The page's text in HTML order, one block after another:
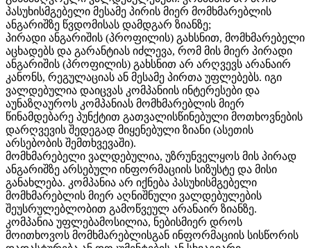
პასუხისმგებელი მესამე პირის მიერ მომხმარებლის
ანგარიშზე წვდომისას დამდგარ ზიანზე;
პირადი ანგარიშის (პროფილის) გახსნით, მომხმარებელი
აცხადებს და გარანტიას იძლევა, რომ მის მიერ პირადი
ანგარიშის (პროფილის) გახსნით არ არღვევს არანაირ
კანონს, რეგულაციას ან მესამე პირთა უფლებებს. იგი
ვალდებულია დაიცვას კომპანიის ინტერესები და
აუნაზღაუროს კომპანიას მომხმარებლის მიერ
წინამდებარე პუნქტით გათვალისწინებული მოთხოვნების
დარღვევის შედეგად მიყენებული ზიანი (ასეთის
არსებობის შემთხვევაში).
მომხმარებელი ვალდებულია, უზრუნველყოს მის პირად
ანგარიშზე არსებული ინფორმაციის სიზუსტე და მისი
განახლება. კომპანია არ იქნება პასუხისმგებელი
მომხმარებლის მიერ აღნიშნული ვალდებულების
შეუსრულებლობით გამოწვეულ არანაირ ზიანზე.
კომპანია უფლებამოსილია, ნებისმიერ დროს
მოითხოვოს მომხმარებლისგან ინფორმაციის სისწორის